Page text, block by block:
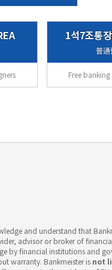
1석7조통
普通
Free
and understand that
advisor or broker of
by financial institutions and
warranty. Bankmeister is not